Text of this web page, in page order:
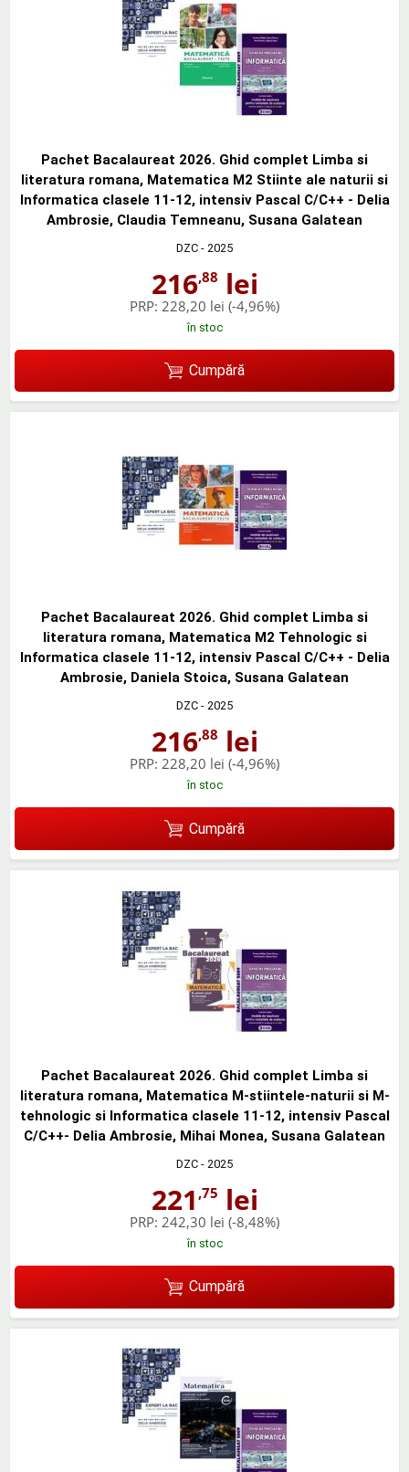
Pachet Bacalaureat 2026. Ghid complet Limba si
literatura romana, Matematica M2 Stiinte ale naturii si
Informatica clasele 11-12, intensiv Pascal C/C++ - Delia
Ambrosie, Claudia Temneanu, Susana Galatean
DZC - 2025
216,88 lei
PRP: 228,20 lei (-4,96%)
în stoc
Cumpără
Pachet Bacalaureat 2026. Ghid complet Limba si
literatura romana, Matematica M2 Tehnologic si
Informatica clasele 11-12, intensiv Pascal C/C++ - Delia
Ambrosie, Daniela Stoica, Susana Galatean
DZC - 2025
216,88 lei
PRP: 228,20 lei (-4,96%)
în stoc
Cumpără
Pachet Bacalaureat 2026. Ghid complet Limba si
literatura romana, Matematica M-stiintele-naturii si M-
tehnologic si Informatica clasele 11-12, intensiv Pascal
C/C++- Delia Ambrosie, Mihai Monea, Susana Galatean
DZC - 2025
221 ,75 lei
PRP: 242,30 lei (-8,48%)
în stoc
Cumpără